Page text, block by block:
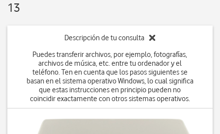
13
Descripción de tu consulta
Puedes transferir archivos, por ejemplo, fotografías,
archivos de música, etc. entre tu ordenador y el
teléfono. Ten en cuenta que los pasos siguientes se
basan en el sistema operativo Windows, lo cual significa
que estas instrucciones en principio pueden no
coincidir exactamente con otros sistemas operativos.